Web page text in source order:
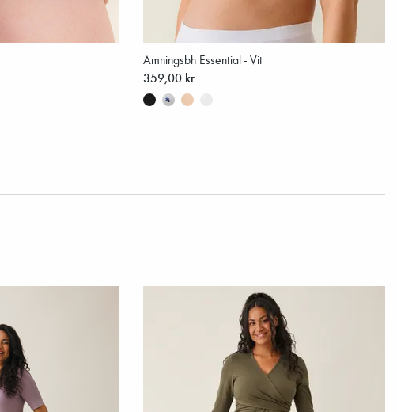
Amningsbh Essential - Vit
359,00 kr